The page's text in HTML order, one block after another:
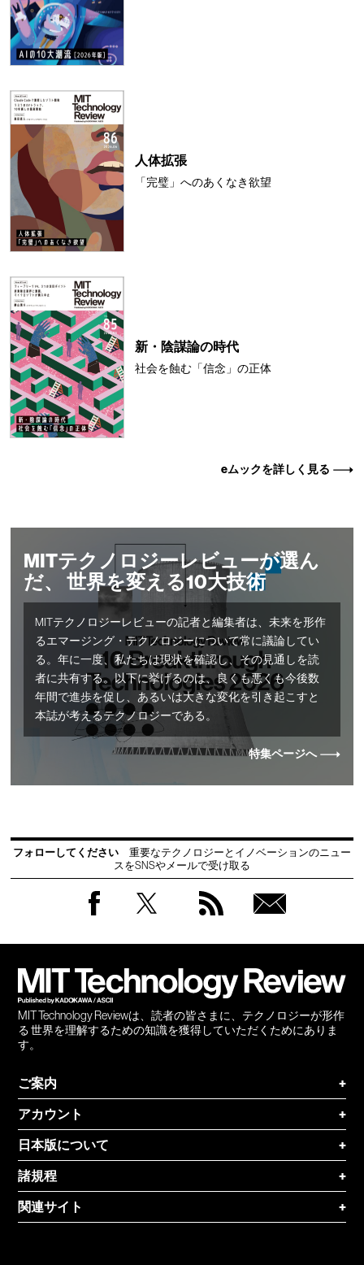
人体拡張
「完璧」へのあくなき欲望
新・陰謀論の時代
社会を蝕む「信念」の正体
eムックを詳しく見る
MITテクノロジーレビューが選ん
だ、 世界を変える10大技術
MITテクノロジーレビューの記者と編集者は、未来を形作
るエマージング・テクノロジーについて常に議論してい
る。年に一度、私たちは現状を確認し、その見通しを読
者に共有する。以下に挙げるのは、良くも悪くも今後数
年間で進歩を促し、あるいは大きな変化を引き起こすと
本誌が考えるテクノロジーである。
特集ページへ
フォローしてください
重要なテクノロジーとイノベーションのニュー
スをSNSやメールで受け取る
MIT Technology Reviewは、読者の皆さまに、テクノロジーが形作
る 世界を理解するための知識を獲得していただくためにありま
す。
ご案内
+
アカウント
+
日本版について
+
諸規程
+
関連サイト
+